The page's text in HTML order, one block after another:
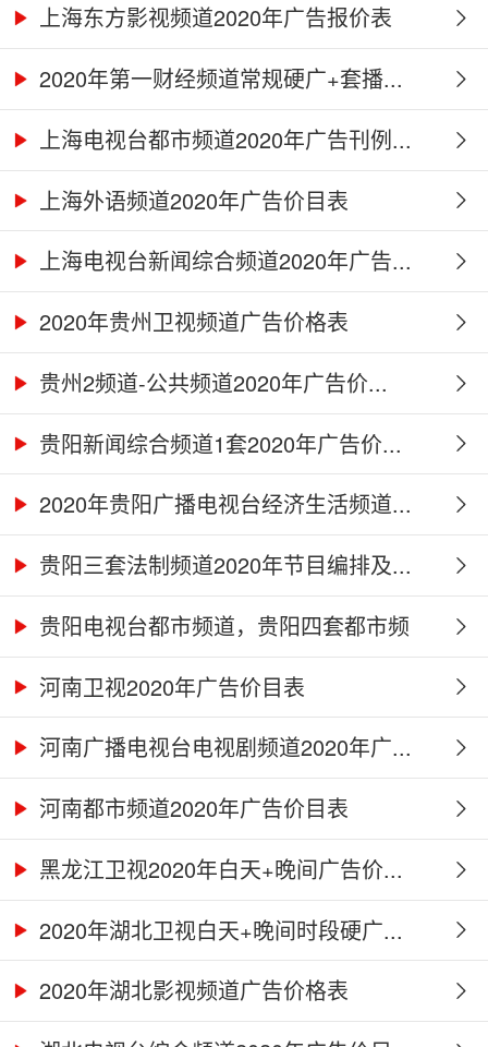
上海东方影视频道2020年广告报价表
2020年第一财经频道常规硬广+套播...
上海电视台都市频道2020年广告刊例...
上海外语频道2020年广告价目表
上海电视台新闻综合频道2020年广告...
2020年贵州卫视频道广告价格表
贵州2频道-公共频道2020年广告价...
贵阳新闻综合频道1套2020年广告价...
2020年贵阳广播电视台经济生活频道...
贵阳三套法制频道2020年节目编排及...
贵阳电视台都市频道，贵阳四套都市频
道...河南卫视2020年广告价目表
河南广播电视台电视剧频道2020年广...
河南都市频道2020年广告价目表
黑龙江卫视2020年白天+晚间广告价...
2020年湖北卫视白天+晚间时段硬广...
2020年湖北影视频道广告价格表